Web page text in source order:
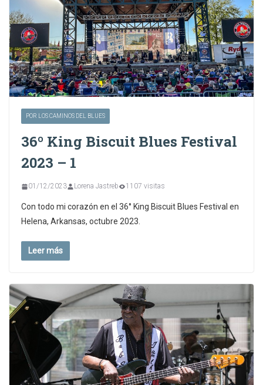
POR LOS CAMINOS DEL BLUES
36º King Biscuit Blues Festival
2023 – 1
01/12/2023 Lorena Jastreb 1107 visitas
Con todo mi corazón en el 36° King Biscuit Blues Festival en
Helena, Arkansas, octubre 2023.
Leer más